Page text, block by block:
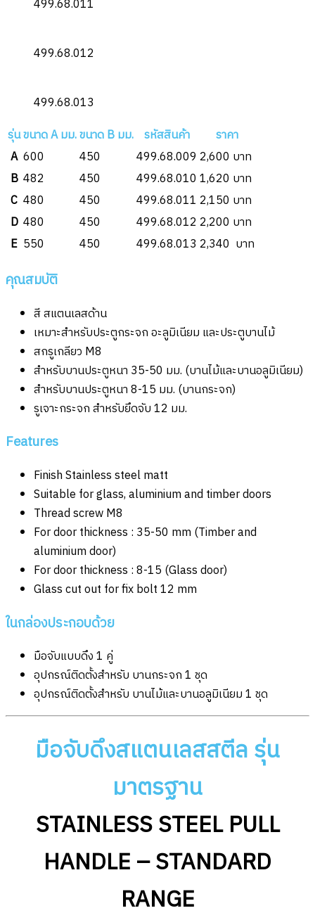
499.68.011
499.68.012
499.68.013
รุ่นขนาด A มม.ขนาด B มม. รหัสสินค้า
ราคา
A 600 450 499.68.009 2,600 บาท
B 482 450 499.68.010 1,620 บาท
C 480 450 499.68.011 2,150 บาท
D 480 450 499.68.012 2,200 บาท
E 550 450 499.68.013 2,340 บาท
คุณสมบัติ
สี สแตนเลสด้าน
เหมาะสำหรับประตูกระจก อะลูมิเนียม และประตูบานไม้
สกรูเกลียว M8
สำหรับบานประตูหนา 35-50 มม. (บานไม้และบานอลูมิเนียม)
สำหรับบานประตูหนา 8-15 มม. (บานกระจก)
รูเจาะกระจก สำหรับยึดจับ 12 มม.
Features
Finish Stainless steel matt
Suitable for glass, aluminium and timber doors
Thread screw M8
For door thickness : 35-50 mm (Timber and
aluminium door)
For door thickness : 8-15 (Glass door)
Glass cut out for fix bolt 12 mm
ในกล่องประกอบด้วย
มือจับแบบดึง 1 คู่
อุปกรณ์ติดตั้งสำหรับ บานกระจก 1 ชุด
อุปกรณ์ติดตั้งสำหรับ บานไม้และบานอลูมิเนียม 1 ชุด
มือจับดึงสแตนเลสสตีล รุ่น
มาตรฐาน
STAINLESS STEEL PULL
HANDLE – STANDARD
RANGE